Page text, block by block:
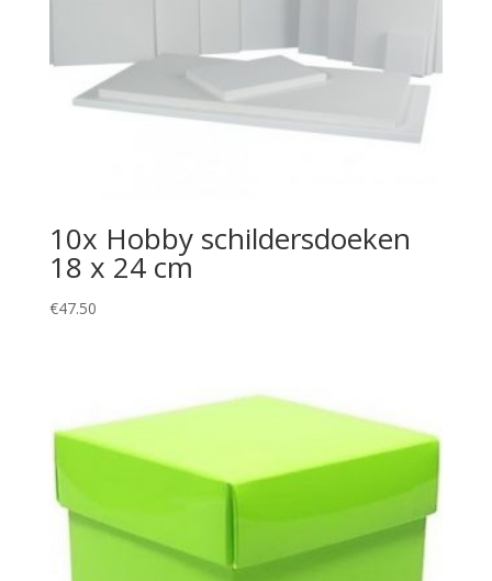
10x Hobby schildersdoeken
18 x 24 cm
€47.50